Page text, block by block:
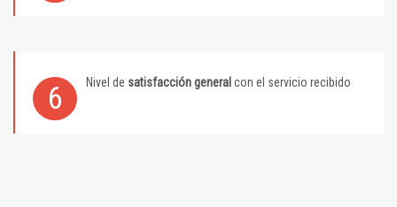
6 Nivel de satisfacción general con el servicio recibido